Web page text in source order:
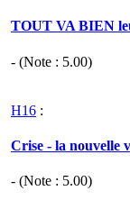
TOUT VA BIEN
- (Note : 5.00)
H16 :
Crise - la nouvelle
- (Note : 5.00)